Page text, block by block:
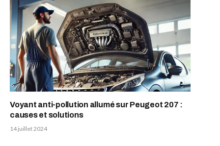
Voyant anti-pollution allumé sur Peugeot 207 :
causes et solutions
14 juillet 2024